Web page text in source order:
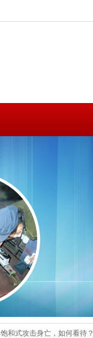
和式攻击身亡，如何看待？